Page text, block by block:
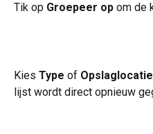
Tik op Groepeer op om de
Kies Type of Opslaglocatie
lijst wordt direct opnieuw